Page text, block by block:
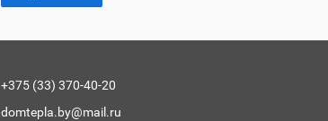
+375 (33) 370-40-20
domtepla.by@mail.ru